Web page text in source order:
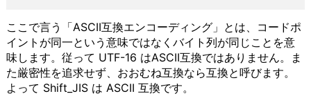
ここで言う「ASCII互換エンコーディング」とは、コードポ
イントが同一という意味ではなくバイト列が同じことを意
味します。従って UTF-16 はASCII互換ではありません。ま
た厳密性を追求せず、おおむね互換なら互換と呼びます。
よって Shift_JIS は ASCII 互換です。